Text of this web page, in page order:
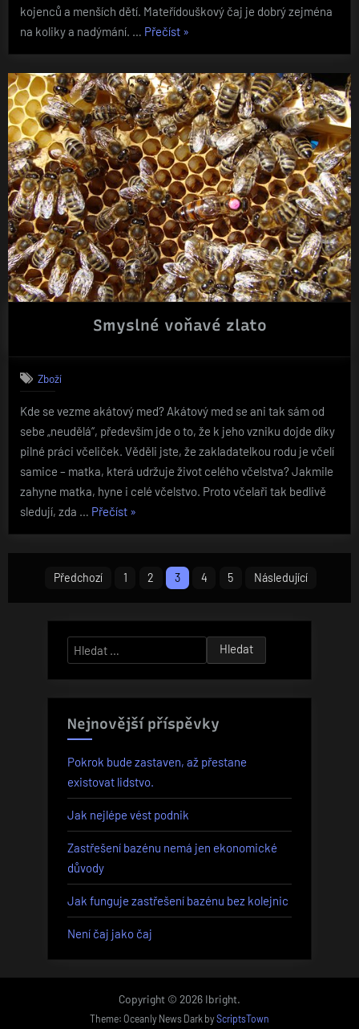
kojenců a menších dětí. Mateřídouškový čaj je dobrý zejména
na koliky a nadýmání. … Přečíst„Bylinky
můžou
pomoci“
»
Smyslné voňavé zlato
Zboží
Kde se vezme akátový med? Akátový med se ani tak sám od
sebe „neudělá“, především jde o to, že k jeho vzniku dojde díky
pilné práci včeliček. Věděli jste, že zakladatelkou rodu je včelí
samice – matka, která udržuje život celého včelstva? Jakmile
zahyne matka, hyne i celé včelstvo. Proto včelaři tak bedlivě
sledují, zda … Přečíst„Smyslné
»
Stránkování
Předchozí 1 2 3 4 5 Následující
Vyhledávání
Nejnovější příspěvky
Pokrok bude zastaven, až přestane
existovat lidstvo.
Jak nejlépe vést podnik
Zastřešení bazénu nemá jen ekonomické
důvody
Jak funguje zastřešení bazénu bez kolejnic
Není čaj jako čaj
Copyright © 2026 Ibright.
Theme: Oceanly News Dark byScriptsTown